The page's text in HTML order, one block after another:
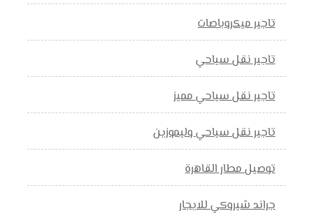
تاجير ميكروباصات
تاجير نقل سياحي
تاجير نقل سياحي مميز
تاجير نقل سياحي وليموزين
توصيل مطار القاهرة
جراند شيروكي للايجار